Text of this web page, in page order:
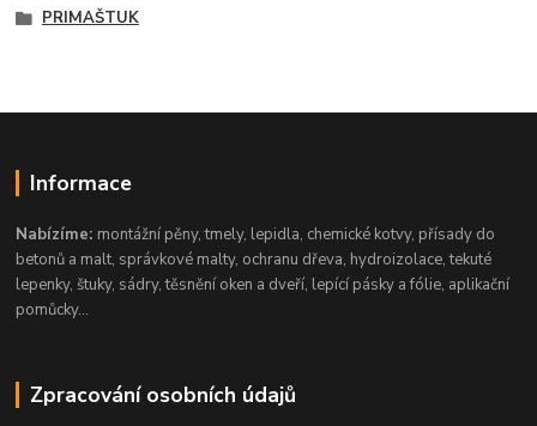
PRIMAŠTUK
Informace
Nabízíme: montážní pěny, tmely, lepidla, chemické kotvy, přísady do
betonů a malt, správkové malty, ochranu dřeva, hydroizolace, tekuté
lepenky, štuky, sádry, těsnění oken a dveří, lepící pásky a fólie, aplikační
pomůcky...
Zpracování osobních údajů